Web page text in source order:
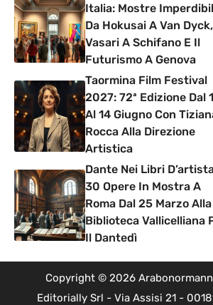
Italia: Mostre
Da Hokusai A Van Dyck,
Vasari A Schifano E Il
Futurismo A Genova
Taormina Film Festival
2027: 72ª Edizione Dal
Al 14 Giugno Con
Rocca Alla Direzione
Artistica
Dante Nei Libri
30 Opere In Mostra A
Roma Dal 25 Marzo Alla
Biblioteca Vallicelliana
Il Dantedì
Copyright © 2026
Editorially Srl - Via Assisi 21 -